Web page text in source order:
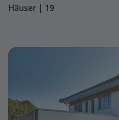
Häuser | 19